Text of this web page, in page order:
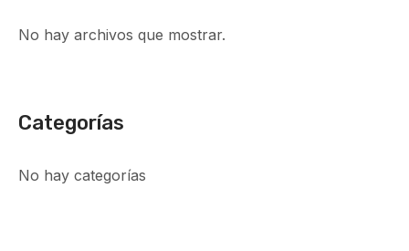
No hay archivos que mostrar.
Categorías
No hay categorías